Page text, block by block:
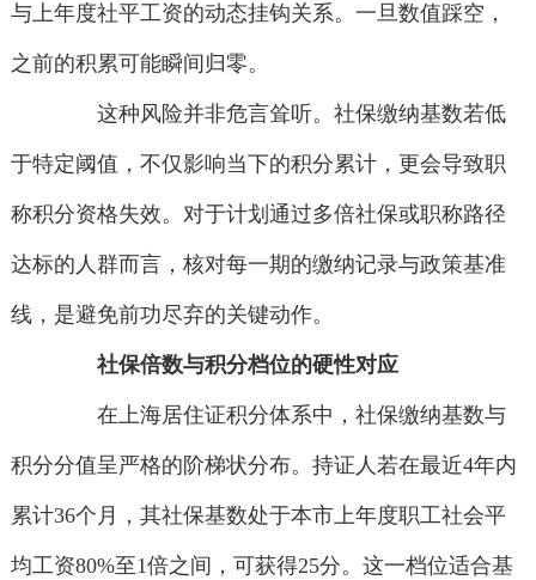
与上年度社平工资的动态挂钩关系。一旦数值踩空，
之前的积累可能瞬间归零。
这种风险并非危言耸听。社保缴纳基数若低
于特定阈值，不仅影响当下的积分累计，更会导致职
称积分资格失效。对于计划通过多倍社保或职称路径
达标的人群而言，核对每一期的缴纳记录与政策基准
线，是避免前功尽弃的关键动作。
社保倍数与积分档位的硬性对应
在上海居住证积分体系中，社保缴纳基数与
积分分值呈严格的阶梯状分布。持证人若在最近4年内
累计36个月，其社保基数处于本市上年度职工社会平
均工资80%至1倍之间，可获得25分。这一档位适合基